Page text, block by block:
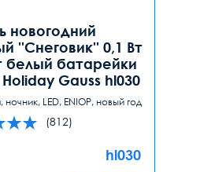
новогодний
''Снеговик'' 0,1 Вт
белый батарейки
Gauss hl030
LED, ENIOP, новый год
(812)
hl030